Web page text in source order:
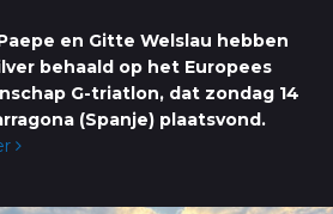
en Gitte Welslau hebben
behaald op het Europees
G-triatlon, dat zondag 14
(Spanje) plaatsvond.